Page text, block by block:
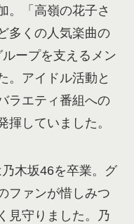
。「高嶺の花子さ
多くの人気楽曲の
ープを支えるメン
。アイドル活動と
ラエティ番組への
揮していました。
木坂46を卒業。グ
ファンが惜しみつ
見守りました。乃